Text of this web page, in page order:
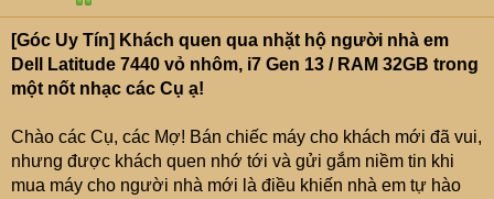
[Góc Uy Tín] Khách quen qua nhặt hộ người nhà em
Dell Latitude 7440 vỏ nhôm, i7 Gen 13 / RAM 32GB trong
một nốt nhạc các Cụ ạ!
Chào các Cụ, các Mợ! Bán chiếc máy cho khách mới đã vui,
nhưng được khách quen nhớ tới và gửi gắm niềm tin khi
mua máy cho người nhà mới là điều khiến nhà em tự hào